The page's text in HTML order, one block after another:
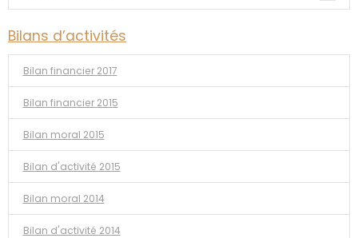
Bilans d’activités
Bilan financier 2017
Bilan financier 2015
Bilan moral 2015
Bilan d'activité 2015
Bilan moral 2014
Bilan d'activité 2014